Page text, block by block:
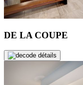
DE LA COUPE
de détails